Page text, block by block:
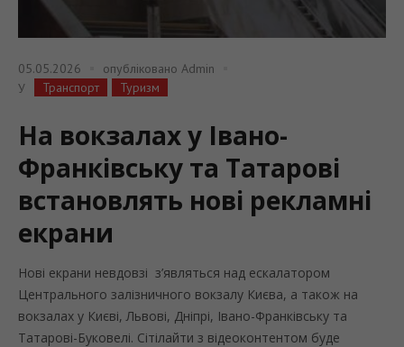
05.05.2026 опубліковано Admin
У
Транспорт Туризм
На вокзалах у Івано-
Франківську та Татарові
встановлять нові рекламні
екрани
Нові екрани невдовзі з’являться над ескалатором
Центрального залізничного вокзалу Києва, а також на
вокзалах у Києві, Львові, Дніпрі, Івано-Франківську та
Татарові-Буковелі. Сітілайти з відеоконтентом буде